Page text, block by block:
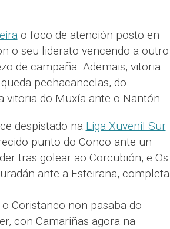
o foco de atención posto en
o seu liderato vencendo a outro
de campaña. Ademais, vitoria
pechacancelas, do
vitoria do Muxía ante o Nantón.
despistado na Liga Xuvenil Sur
punto do Conco ante un
tras golear ao Corcubión, e Os
ante a Esteirana, completa
Coristanco non pasaba do
con Camariñas agora na